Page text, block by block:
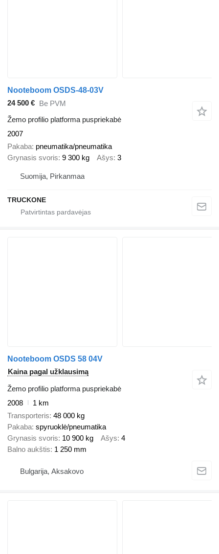
Nooteboom OSDS-48-03V
24 500 € Be PVM
Žemo profilio platforma puspriekabė
2007
Pakaba pneumatika/pneumatika
Grynasis svoris 9 300 kg Ašys 3
Suomija, Pirkanmaa
TRUCKONE
Nooteboom OSDS 58 04V
Kaina pagal užklausimą
Žemo profilio platforma puspriekabė
2008
1 km
Transporteris 48 000 kg
Pakaba spyruoklė/pneumatika
Grynasis svoris 10 900 kg Ašys 4
Balno aukštis 1 250 mm
Bulgarija, Aksakovo